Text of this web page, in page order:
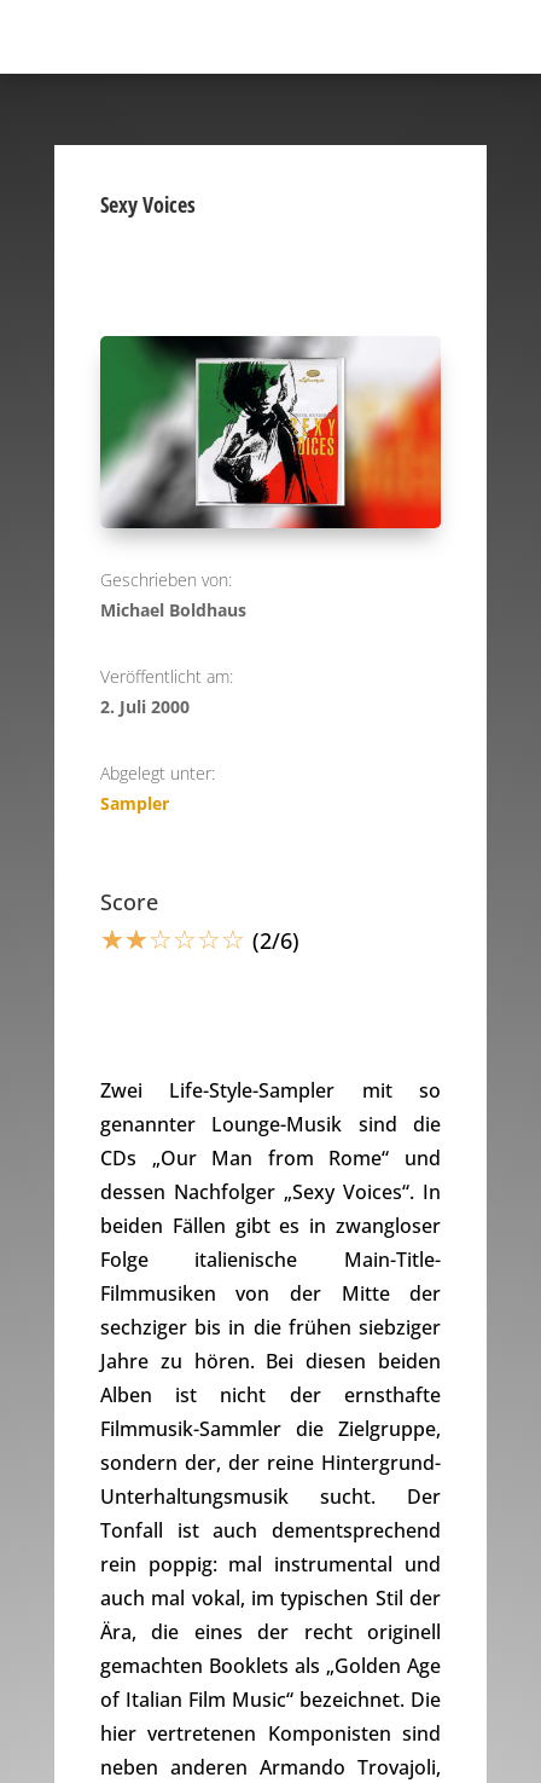
Sexy Voices
Geschrieben von:
Michael Boldhaus
Veröffentlicht am:
2. Juli 2000
Abgelegt unter:
Sampler
Score
☆☆☆☆☆☆ (2/6)
Zwei Life-Style-Sampler mit so
genannter Lounge-Musik sind die
CDs „Our Man from Rome“ und
dessen Nachfolger „Sexy Voices“. In
beiden Fällen gibt es in zwangloser
Folge italienische Main-Title-
Filmmusiken von der Mitte der
sechziger bis in die frühen siebziger
Jahre zu hören. Bei diesen beiden
Alben ist nicht der ernsthafte
Filmmusik-Sammler die Zielgruppe,
sondern der, der reine Hintergrund-
Unterhaltungsmusik sucht. Der
Tonfall ist auch dementsprechend
rein poppig: mal instrumental und
auch mal vokal, im typischen Stil der
Ära, die eines der recht originell
gemachten Booklets als „Golden Age
of Italian Film Music“ bezeichnet. Die
hier vertretenen Komponisten sind
neben anderen Armando Trovajoli,